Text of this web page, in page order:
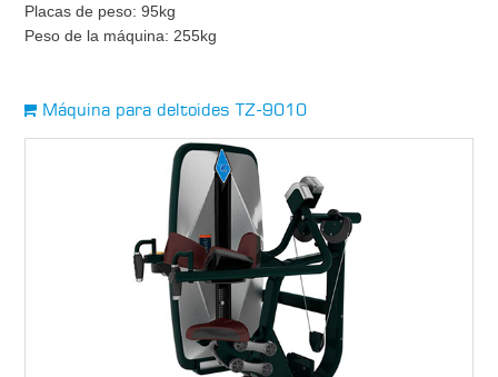
Placas de peso: 95kg
Peso de la máquina: 255kg
Máquina para deltoides TZ-9010